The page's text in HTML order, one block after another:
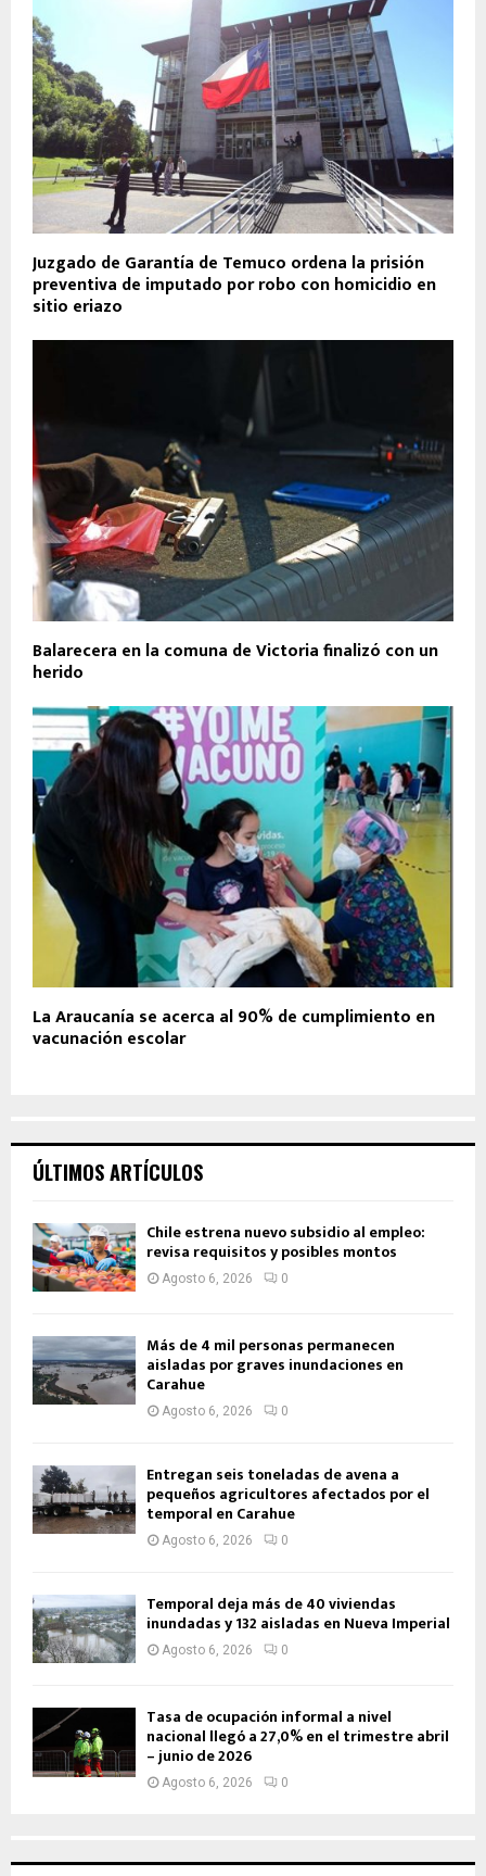
Juzgado de Garantía de Temuco ordena la prisión
preventiva de imputado por robo con homicidio en
sitio eriazo
Balarecera en la comuna de Victoria finalizó con un
herido
La Araucanía se acerca al 90% de cumplimiento en
vacunación escolar
ÚLTIMOS ARTÍCULOS
Chile estrena nuevo subsidio al empleo:
revisa requisitos y posibles montos
Agosto 6, 2026 0
Más de 4 mil personas permanecen
aisladas por graves inundaciones en
Carahue
Agosto 6, 2026 0
Entregan seis toneladas de avena a
pequeños agricultores afectados por el
temporal en Carahue
Agosto 6, 2026 0
Temporal deja más de 40 viviendas
inundadas y 132 aisladas en Nueva Imperial
Agosto 6, 2026 0
Tasa de ocupación informal a nivel
nacional llegó a 27,0% en el trimestre abril
– junio de 2026
Agosto 6, 2026 0